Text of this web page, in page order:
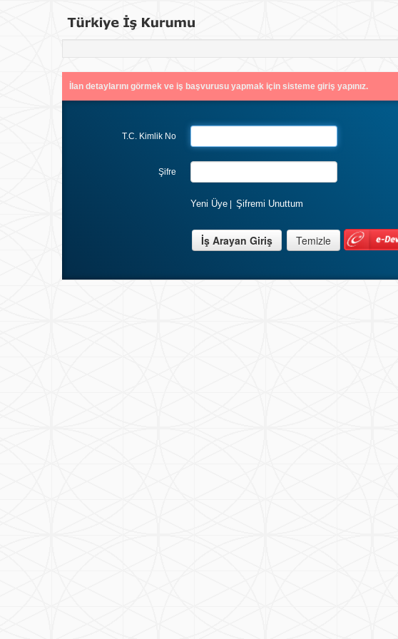
İlan detaylarını görmek ve iş başvurusu yapmak için sisteme giriş yapınız.
T.C. Kimlik No
Şifre
Yeni Üye Şifremi Unuttum